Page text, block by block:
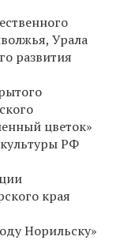
Урала
развития
цветок»
РФ
края
Норильску»